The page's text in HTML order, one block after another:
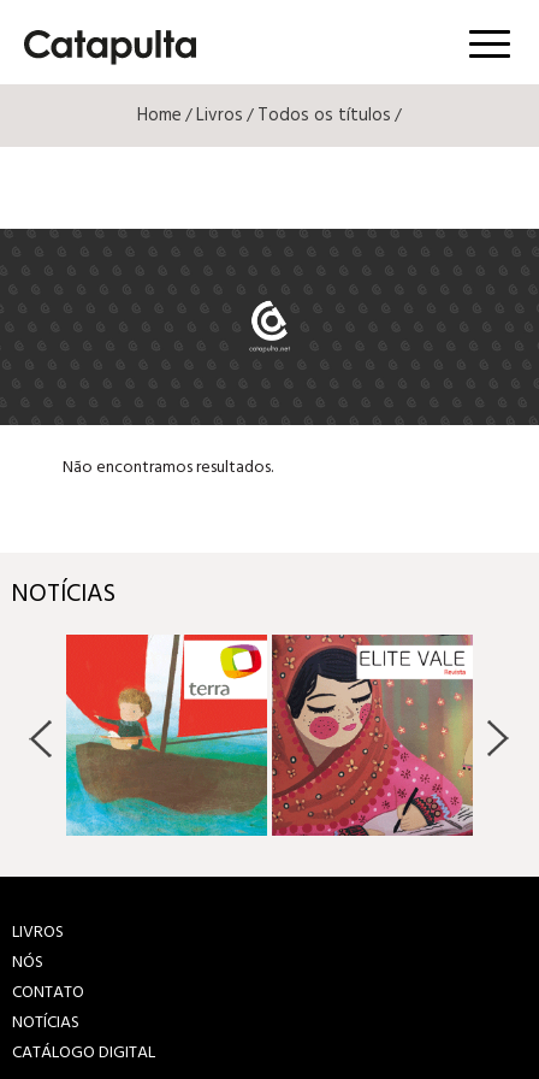
Menú
Home/Livros/Todos os títulos/
Não encontramos resultados.
NOTÍCIAS
LIVROS
NÓS
CONTATO
NOTÍCIAS
CATÁLOGO DIGITAL